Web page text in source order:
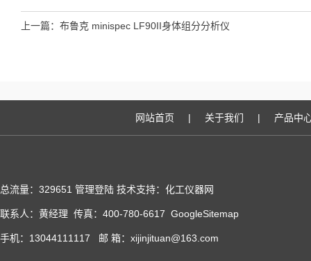
上一篇： 布鲁克 minispec LF90II身体组分分析仪
网站首页 | 关于我们 | 产品中
总流量：329651 管理登陆 技术支持：化工仪器网
联系人：黄经理 传真：400-780-6617 GoogleSitemap
手机：13044111117 邮 箱：xijinjituan@163.com